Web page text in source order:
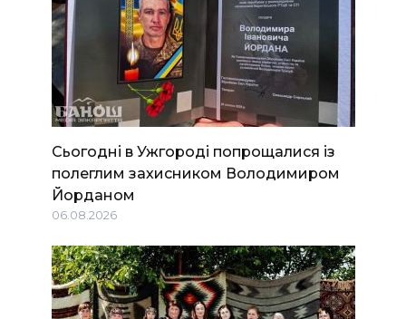
Сьогодні в Ужгороді попрощалися із
полеглим захисником Володимиром
Йорданом
06.08.2026